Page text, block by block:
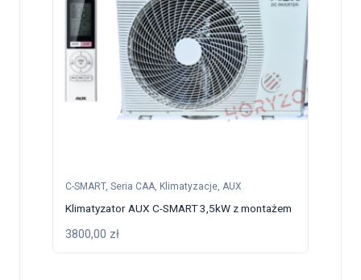
C-SMART,Seria CAA, Klimatyzacje,AUX
Klimatyzator AUX C-SMART 3,5kW z montażem
3800,00 zł